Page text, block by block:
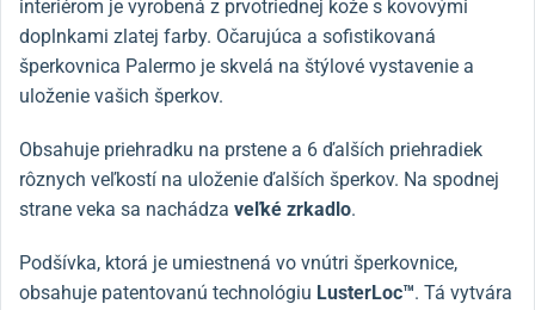
interiérom je vyrobená z prvotriednej kože s kovovými
doplnkami zlatej farby. Očarujúca a sofistikovaná
šperkovnica Palermo je skvelá na štýlové vystavenie a
uloženie vašich šperkov.
Obsahuje priehradku na prstene a 6 ďalších priehradiek
rôznych veľkostí na uloženie ďalších šperkov. Na spodnej
strane veka sa nachádza veľké zrkadlo.
Podšívka, ktorá je umiestnená vo vnútri šperkovnice,
obsahuje patentovanú technológiu LusterLoc™. Tá vytvára